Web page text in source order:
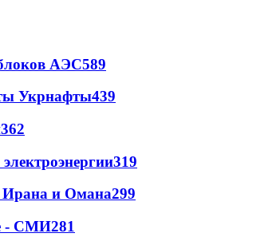
АЭС589
Укрнафты439
362
319
Ирана и Омана299
- СМИ281